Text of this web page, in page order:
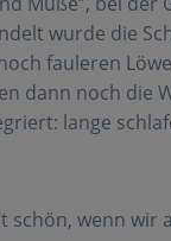
wurde die
fauleren
dann noch die
lange
schön, wenn wir